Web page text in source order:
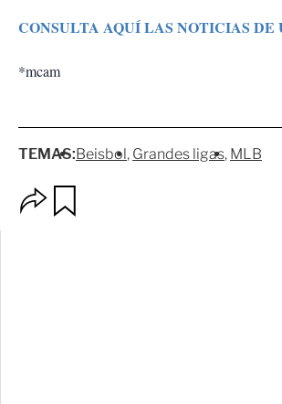
CONSULTA AQUÍ LAS NOTICIAS
*mcam
TEMAS:Beisbol Grandes ligas MLB
p